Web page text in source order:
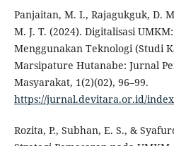
Panjaitan, M. I., Rajagukguk, D.
M. J. T. (2024). Digitalisasi
Menggunakan Teknologi (Studi
Marsipature Hutanabe: Jurnal
Masyarakat, 1(2)(02), 96–99.
https://jurnal.devitara.or.id/
Rozita, P., Subhan, E. S., &